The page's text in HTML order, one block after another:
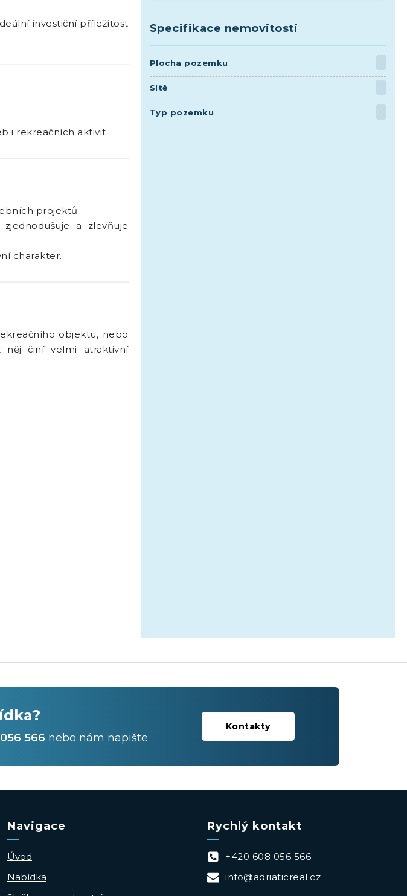
investiční příležitost
i rekreačních aktivit.
projektů.
a zlevňuje
charakter.
objektu, nebo
činí velmi atraktivní
Specifikace nemovitosti
Plocha pozemku
Sítě
Typ pozemku
566 nebo nám napište
Kontakty
Navigace
Úvod
Nabídka
Rychlý kontakt
+420 608 056 566
info@adriaticreal.cz